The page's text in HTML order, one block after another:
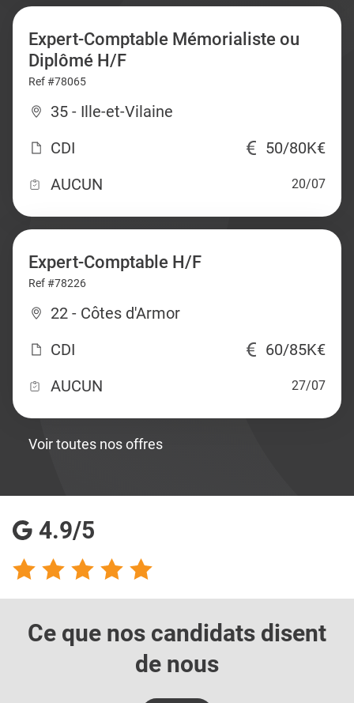
Expert-Comptable Mémorialiste ou
Diplômé H/F
Ref #78065
35 - Ille-et-Vilaine
CDI
50/80K€
AUCUN
20/07
Expert-Comptable H/F
Ref #78226
22 - Côtes d'Armor
CDI
60/85K€
AUCUN
27/07
Voir toutes nos offres
4.9/5
Ce que nos candidats disent
de nous